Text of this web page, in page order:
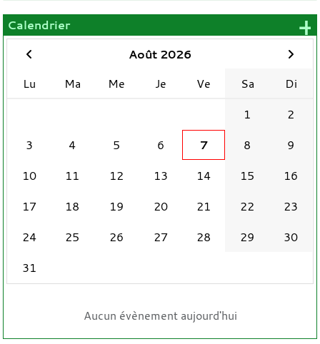
Calendrier
Août 2026
Lu
Ma Me Je Ve Sa
Di
1
2
3
4 5 6 7 8
9
10
11 12 13 14 15
16
17
18 19 20 21 22
23
24
25 26 27 28 29
30
31
Aucun évènement aujourd'hui